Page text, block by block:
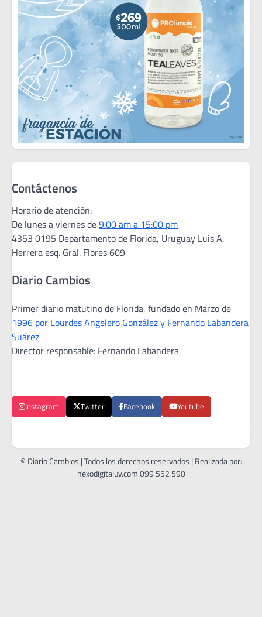
Contáctenos
Horario de atención:
De lunes a viernes de9:00 am a 15:00 pm
4353 0195 Departamento de Florida, Uruguay Luis A.
Herrera esq. Gral. Flores 609
Diario Cambios
Primer diario matutino de Florida, fundado en Marzo de
1996 por Lourdes Angelero González y Fernando Labandera
Suárez
Director responsable: Fernando Labandera
Instagram Twitter Facebook Youtube